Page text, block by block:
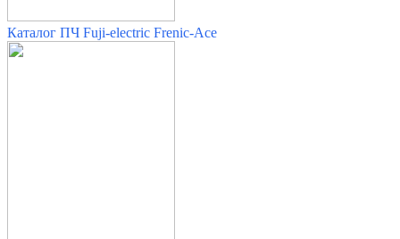
Каталог ПЧ Fuji-electric Frenic-Ace